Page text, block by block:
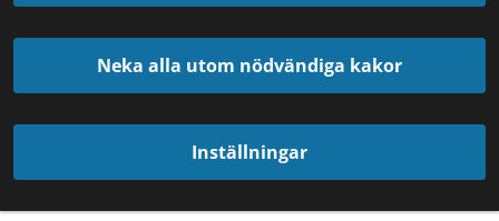
Neka alla utom nödvändiga kakor
Inställningar